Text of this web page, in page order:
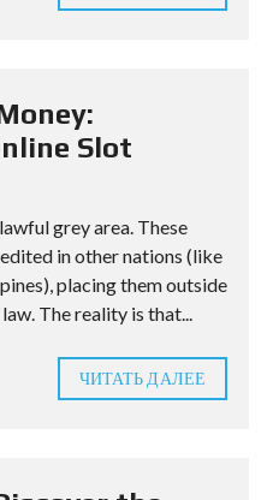
Slot
grey area. These
in other nations (like
placing them outside
The reality is that...
ЧИТАТЬ ДАЛЕЕ